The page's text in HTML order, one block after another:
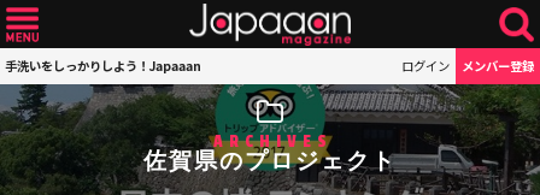
手洗いをしっかりしよう！Japaaan ログイン メンバー登録
ARCHIVES
佐賀県のプロジェクト